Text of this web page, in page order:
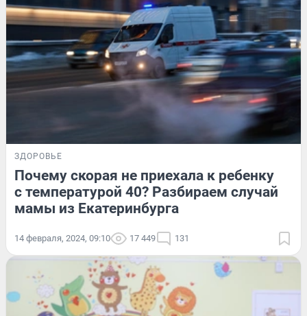
ЗДОРОВЬЕ
Почему скорая не приехала к ребенку
с температурой 40? Разбираем случай
мамы из Екатеринбурга
14 февраля, 2024, 09:10 17 449 131